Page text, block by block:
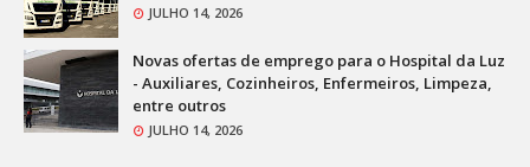
JULHO 14, 2026
Novas ofertas de emprego para o Hospital da Luz
- Auxiliares, Cozinheiros, Enfermeiros, Limpeza,
entre outros
JULHO 14, 2026